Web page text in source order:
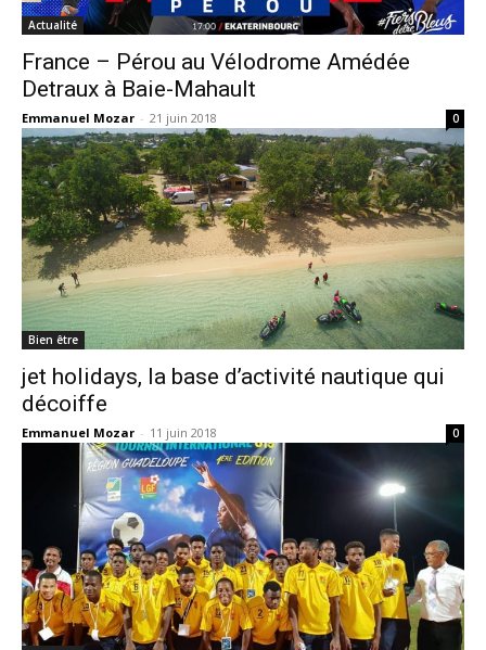
Actualité
France – Pérou au Vélodrome Amédée
Detraux à Baie-Mahault
Emmanuel Mozar - 21 juin 2018 0
Bien être
jet holidays, la base d’activité nautique qui
décoiffe
Emmanuel Mozar - 11 juin 2018 0